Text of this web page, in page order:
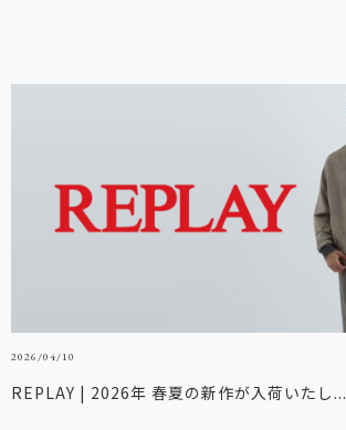
2026/04/10
REPLAY | 2026年 春夏の新作が入荷いたし...